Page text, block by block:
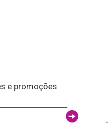
e promoções